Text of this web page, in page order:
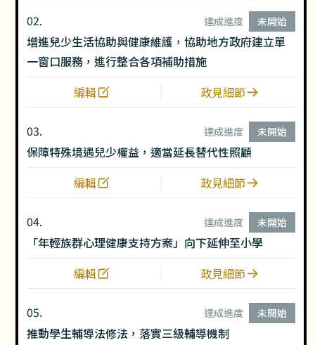
02. 達成進度 未開始
增進兒少生活協助與健康維護，協助地方政府建立單
一窗口服務，進行整合各項補助措施
編輯
政見細節
03. 達成進度 未開始
保障特殊境遇兒少權益，適當延長替代性照顧
編輯
政見細節
04. 達成進度 未開始
「年輕族群心理健康支持方案」向下延伸至小學
編輯
政見細節
05. 達成進度 未開始
推動學生輔導法修法，落實三級輔導機制